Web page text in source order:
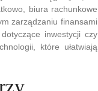
biura rachunkowe
zarządzaniu finansami
inwestycji czy
które ułatwiają